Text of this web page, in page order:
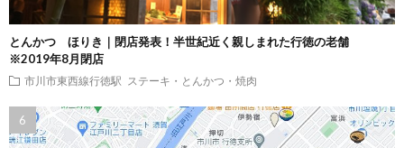
とんかつ ほりき｜閉店発表！半世紀近く親しまれた行徳の老舗
※2019年8月閉店
市川市東西線行徳駅 ステーキ・とんかつ・焼肉